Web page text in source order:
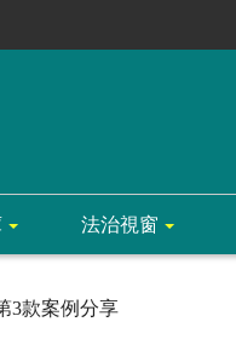
法治視窗
3款案例分享